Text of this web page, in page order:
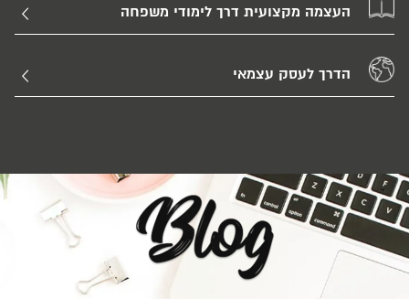
העצמה מקצועית דרך לימודי משפחה
הדרך לעסק עצמאי